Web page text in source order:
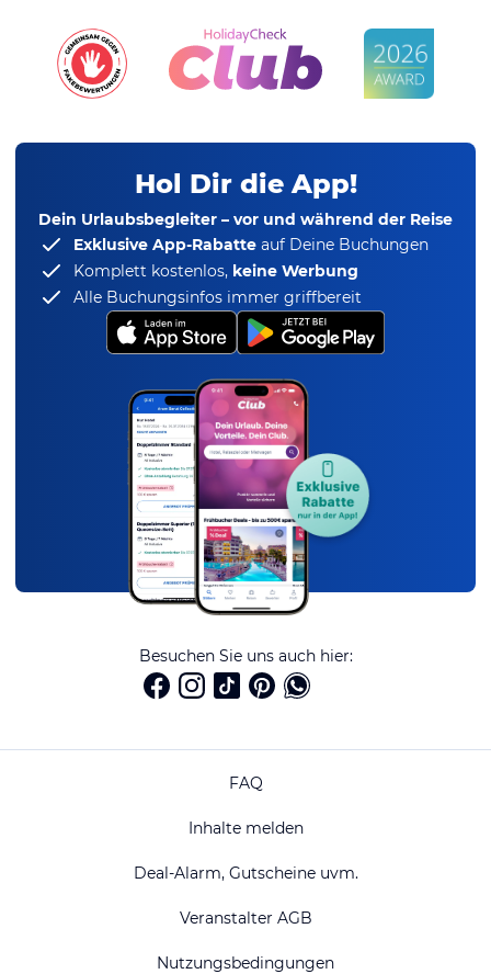
Hol Dir die App!
Dein Urlaubsbegleiter – vor und während der Reise
Exklusive App-Rabatte auf Deine Buchungen
Komplett kostenlos, keine Werbung
Alle Buchungsinfos immer griffbereit
Besuchen Sie uns auch hier:
FAQ
Inhalte melden
Deal-Alarm, Gutscheine uvm.
Veranstalter AGB
Nutzungsbedingungen